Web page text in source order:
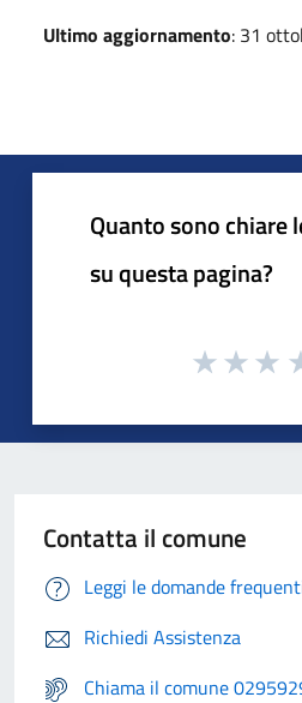
Ultimo aggiornamento: 31
Quanto sono chiare
su questa pagina?
Contatta il comune
Leggi le domande
Richiedi Assistenza
Chiama il comune